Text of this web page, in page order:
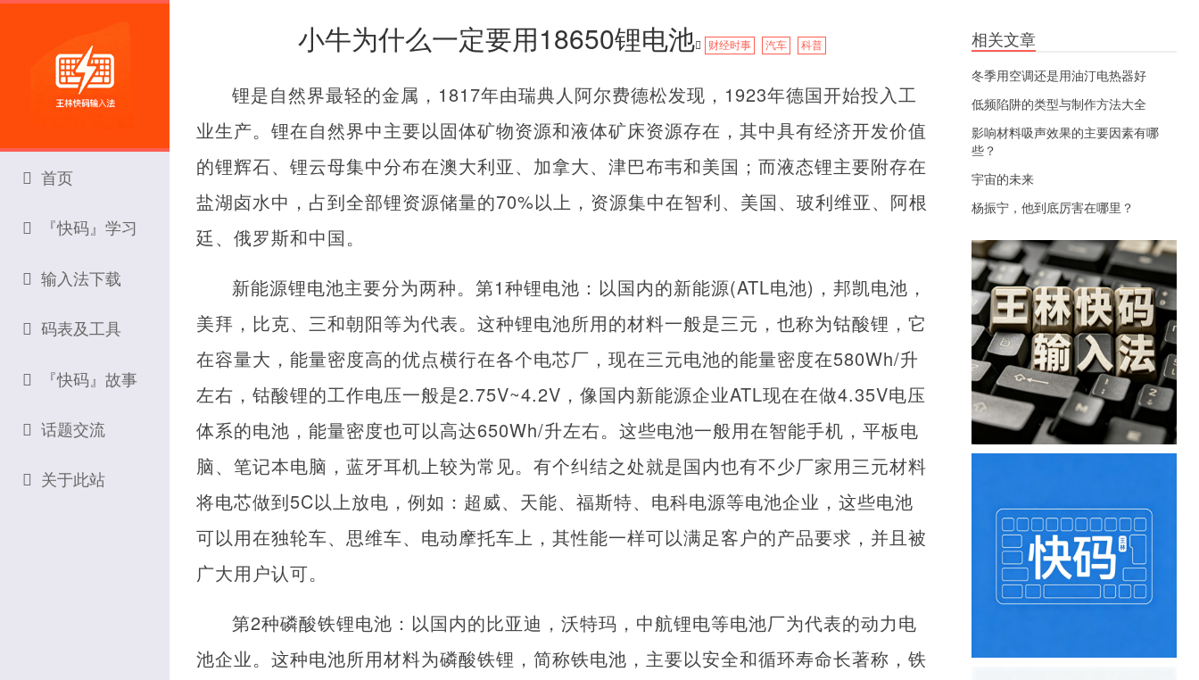
小牛为什么一定要用18650锂电池 财经时事 汽车 科普
锂是自然界最轻的金属，1817年由瑞典人阿尔费德松发现，1923年德国开始投入工
业生产。锂在自然界中主要以固体矿物资源和液体矿床资源存在，其中具有经济开发价值
的锂辉石、锂云母集中分布在澳大利亚、加拿大、津巴布韦和美国；而液态锂主要附存在
盐湖卤水中，占到全部锂资源储量的70%以上，资源集中在智利、美国、玻利维亚、阿根
廷、俄罗斯和中国。
新能源锂电池主要分为两种。第1种锂电池：以国内的新能源(ATL电池)，邦凯电池，
美拜，比克、三和朝阳等为代表。这种锂电池所用的材料一般是三元，也称为钴酸锂，它
在容量大，能量密度高的优点横行在各个电芯厂，现在三元电池的能量密度在580Wh/升
左右，钴酸锂的工作电压一般是2.75V~4.2V，像国内新能源企业ATL现在在做4.35V电压
体系的电池，能量密度也可以高达650Wh/升左右。这些电池一般用在智能手机，平板电
脑、笔记本电脑，蓝牙耳机上较为常见。有个纠结之处就是国内也有不少厂家用三元材料
将电芯做到5C以上放电，例如：超威、天能、福斯特、电科电源等电池企业，这些电池
可以用在独轮车、思维车、电动摩托车上，其性能一样可以满足客户的产品要求，并且被
广大用户认可。
第2种磷酸铁锂电池：以国内的比亚迪，沃特玛，中航锂电等电池厂为代表的动力电
池企业。这种电池所用材料为磷酸铁锂，简称铁电池，主要以安全和循环寿命长著称，铁
首页
『快码』学习
输入法下载
码表及工具
『快码』故事
话题交流
关于此站
相关文章
冬季用空调还是用油汀电热器好
低频陷阱的类型与制作方法大全
影响材料吸声效果的主要因素有哪
些？
宇宙的未来
杨振宁，他到底厉害在哪里？